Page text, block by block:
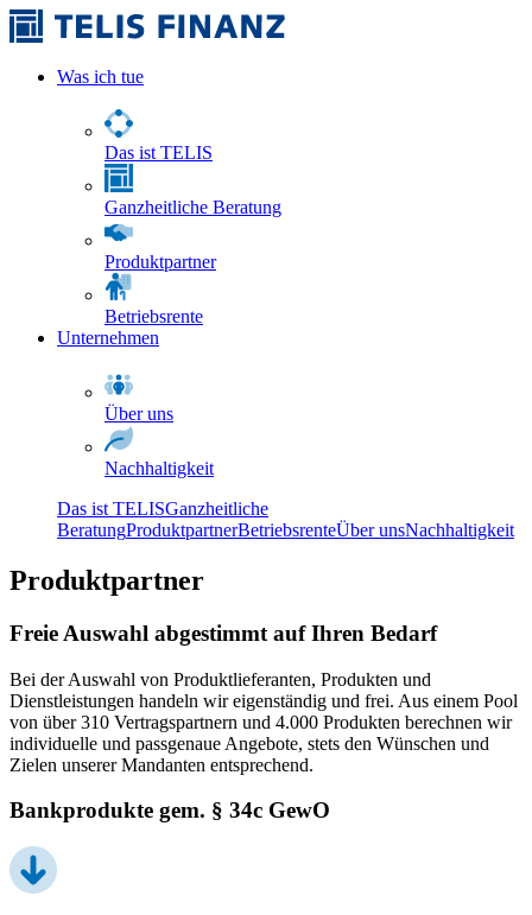
Was ich tue
Das ist TELIS
Ganzheitliche Beratung
Produktpartner
Betriebsrente
Unternehmen
Über uns
Nachhaltigkeit
Das ist TELISGanzheitliche
BeratungProduktpartnerBetriebsrenteÜber unsNachhaltigkeit
Produktpartner
Freie Auswahl abgestimmt auf Ihren Bedarf
Bei der Auswahl von Produktlieferanten, Produkten und
Dienstleistungen handeln wir eigenständig und frei. Aus einem Pool
von über 310 Vertragspartnern und 4.000 Produkten berechnen wir
individuelle und passgenaue Angebote, stets den Wünschen und
Zielen unserer Mandanten entsprechend.
Bankprodukte gem. § 34c GewO